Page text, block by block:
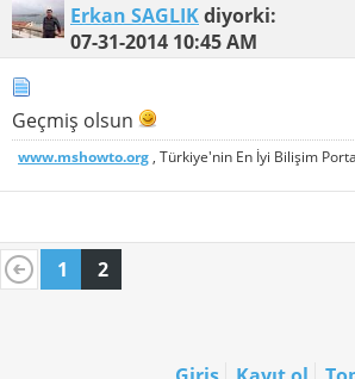
Erkan SAGLIKdiyorki:
07-31-2014 10:45 AM
Geçmiş olsun
www.mshowto.org , Türkiye'nin En İyi Bilişim
1 2